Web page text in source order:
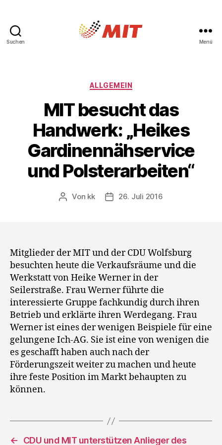
Suchen Menü
Kategorien
ALLGEMEIN
MIT besucht das
Handwerk: „Heikes
Gardinennähservice
und Polsterarbeiten“
Beitragsautor
Von kk Beitragsdatum
26. Juli 2016
Mitglieder der MIT und der CDU Wolfsburg
besuchten heute die Verkaufsräume und die
Werkstatt von Heike Werner in der
Seilerstraße. Frau Werner führte die
interessierte Gruppe fachkundig durch ihren
Betrieb und erklärte ihren Werdegang. Frau
Werner ist eines der wenigen Beispiele für eine
gelungene Ich-AG. Sie ist eine von wenigen die
es geschafft haben auch nach der
Förderungszeit weiter zu machen und heute
ihre feste Position im Markt behaupten zu
können.
← CDU und MIT unterstützen Anlieger des